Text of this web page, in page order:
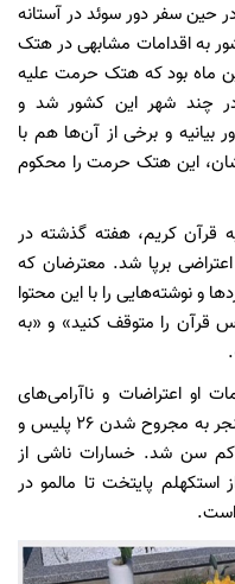
حین سفر دور سوئد در آستانه
به اقدامات مشابهی در هتک
ماه بود که هتک حرمت علیه
چند شهر این کشور شد و
و برخی از آن‌ها هم با
این هتک حرمت را محکوم
کریم، هفته گذشته در
برپا شد. معترضان که
بودند، پلاکاردها و نوشته‌هایی را با این محتوا
را متوقف کنید» و «به
او اعتراضات و ناآرامی‌های
گسترده‌ای را در سوئد در پی داشت که منجر به مجروح شدن ۲۶ پلیس و
جمله افراد کم سن شد. خسارات ناشی از
استکهلم پایتخت تا مالمو در
است.